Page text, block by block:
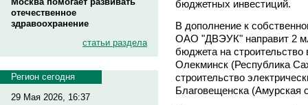
отечественное
здравоохранение
статьи раздела
Регион сегодня
29 Мая 2026, 16:37
бюджетных инвестиций.
В дополнение к
ОАО "ДВЭУК" направит 2
бюджета на
Олекминск (Республика
строительство
Благовещенска (Амурская